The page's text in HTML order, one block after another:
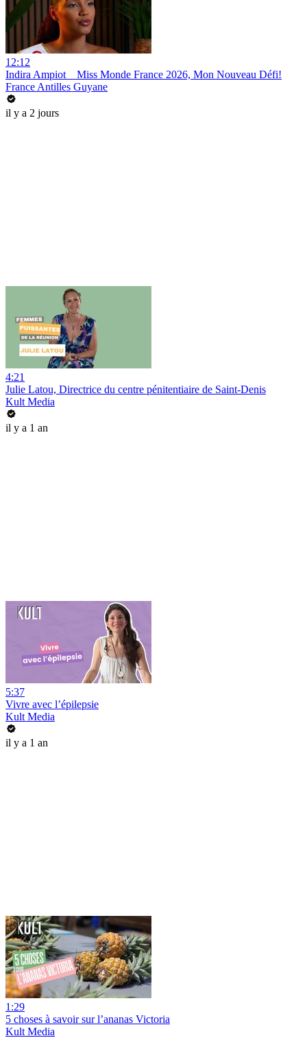
12:12
Indira Ampiot _ Miss Monde France 2026, Mon Nouveau Défi!
France Antilles Guyane
il y a 2 jours
4:21
Julie Latou, Directrice du centre pénitentiaire de Saint-Denis
Kult Media
il y a 1 an
5:37
Vivre avec l’épilepsie
Kult Media
il y a 1 an
1:29
5 choses à savoir sur l’ananas Victoria
Kult Media